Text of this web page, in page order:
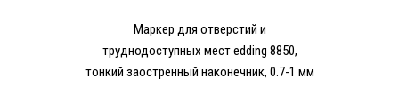
Маркер для отверстий и
труднодоступных мест edding 8850,
тонкий заостренный наконечник, 0.7-1 мм